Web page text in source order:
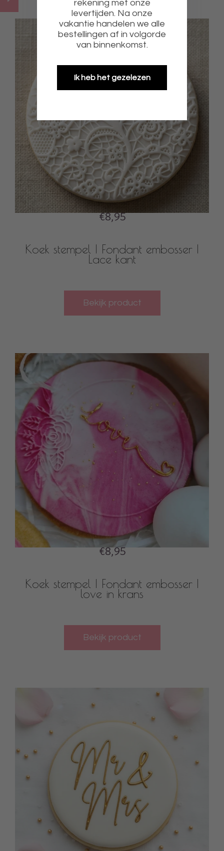
€8,95
Koek stempel | Fondant embosser |
Lace kant
Bekijk product
€8,95
Koek stempel | Fondant embosser |
love in krans
Bekijk product
rekening met onze
levertijden. Na onze
vakantie handelen we alle
bestellingen af in volgorde
van binnenkomst.
Ik heb het gezelezen